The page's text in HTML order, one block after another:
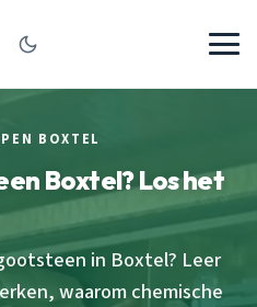
BOXTEL
Boxtel? Los het
in Boxtel? Leer
waarom chemische